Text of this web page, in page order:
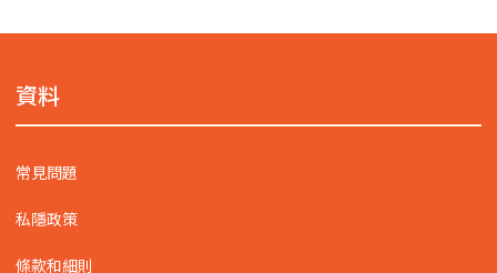
資料
常見問題
私隱政策
條款和細則